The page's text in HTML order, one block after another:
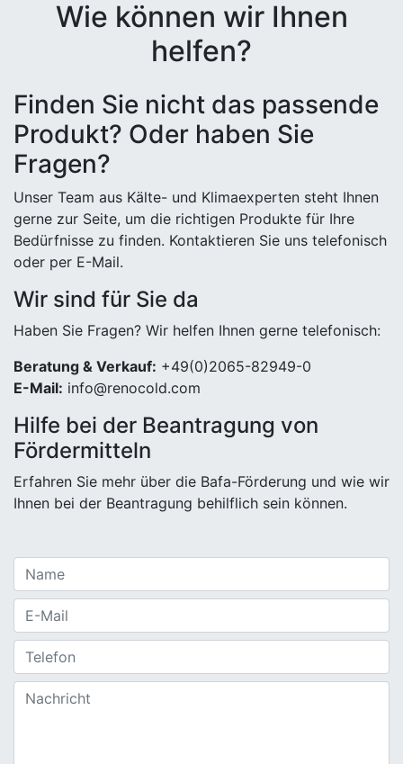
Wie können wir Ihnen
helfen?
Finden Sie nicht das passende
Produkt? Oder haben Sie
Fragen?
Unser Team aus Kälte- und Klimaexperten steht Ihnen
gerne zur Seite, um die richtigen Produkte für Ihre
Bedürfnisse zu finden. Kontaktieren Sie uns telefonisch
oder per E-Mail.
Wir sind für Sie da
Haben Sie Fragen? Wir helfen Ihnen gerne telefonisch:
Beratung & Verkauf: +49(0)2065-82949-0
E-Mail: info@renocold.com
Hilfe bei der Beantragung von
Fördermitteln
Erfahren Sie mehr über die Bafa-Förderung und wie wir
Ihnen bei der Beantragung behilflich sein können.